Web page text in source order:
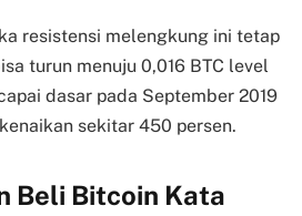
resistensi melengkung ini tetap
turun menuju 0,016 BTC level
dasar pada September 2019
sekitar 450 persen.
Beli Bitcoin Kata